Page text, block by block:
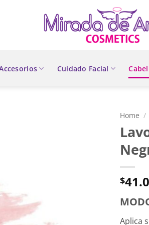
Cuidado Facial
Home /
$
Aplica